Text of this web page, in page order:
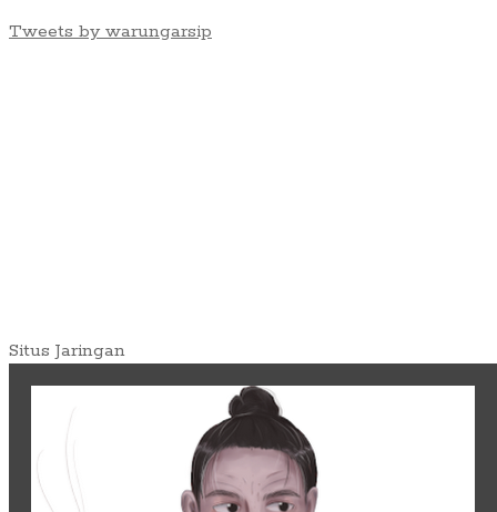
Tweets by warungarsip
Situs Jaringan